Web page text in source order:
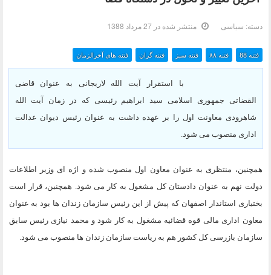
دسته: سیاسی منتشر شده در 27 مرداد 1388
فتنه 88 فتنه ۸۸ فتنه سبز فتنه گران فتنه های آخرالزمان
با استقرار آیت الله لاریجانی به عنوان قاضی
القضاتی جمهوری اسلامی سید ابراهیم رئیسی که در زمان آیت الله
شاهرودی معاونت اول را بر عهده داشت به عنوان رئیس دیوان عدالت
اداری منصوب می شود.
همچنین، منتظری به عنوان معاون اول منصوب شده و اژه ای وزیر اطلاعات
دولت نهم به عنوان دادستان کل مشغول به کار می شود. همچنین، قرار است
بختیاری استاندار اصفهان که پیش از این رئیس سازمان زندان ها بود به عنوان
معاون اداری مالی قوه قضائیه مشغول به کار شود و محمد نیازی رئیس سابق
سازمان بازرسی کل کشور هم به ریاست سازمان زندان ها منصوب می شود.